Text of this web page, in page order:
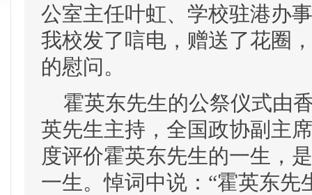
公室主任叶虹、学校驻港办
我校发了唁电，赠送了花圈
的慰问。
霍英东先生的公祭仪式由
英先生主持，全国政协副主
度评价霍英东先生的一生，
一生。悼词中说：“霍英东